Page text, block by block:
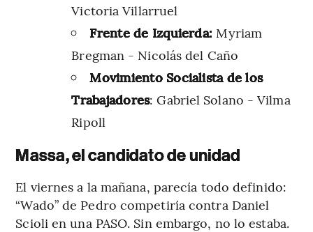
Victoria Villarruel
Frente de Izquierda:Myriam
Bregman - Nicolás del Caño
Movimiento Socialista de los
Trabajadores: Gabriel Solano - Vilma
Ripoll
Massa, el candidato de unidad
El viernes a la mañana, parecía todo definido:
“Wado” de Pedro competiría contra Daniel
Scioli en una PASO. Sin embargo, no lo estaba.